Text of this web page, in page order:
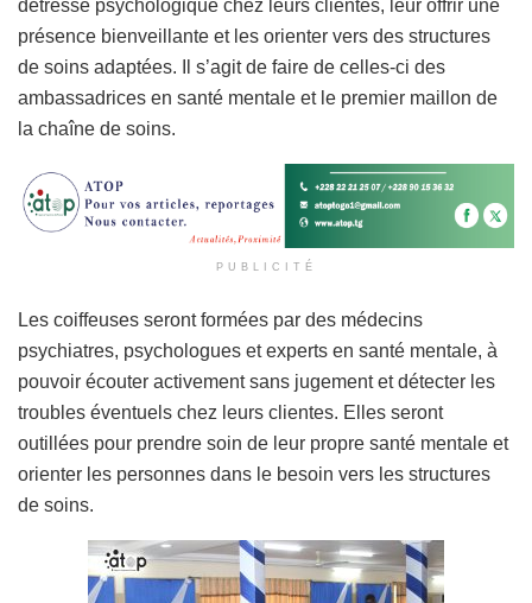
détresse psychologique chez leurs clientes, leur offrir une
présence bienveillante et les orienter vers des structures
de soins adaptées. Il s’agit de faire de celles-ci des
ambassadrices en santé mentale et le premier maillon de
la chaîne de soins.
PUBLICITÉ
Les coiffeuses seront formées par des médecins
psychiatres, psychologues et experts en santé mentale, à
pouvoir écouter activement sans jugement et détecter les
troubles éventuels chez leurs clientes. Elles seront
outillées pour prendre soin de leur propre santé mentale et
orienter les personnes dans le besoin vers les structures
de soins.